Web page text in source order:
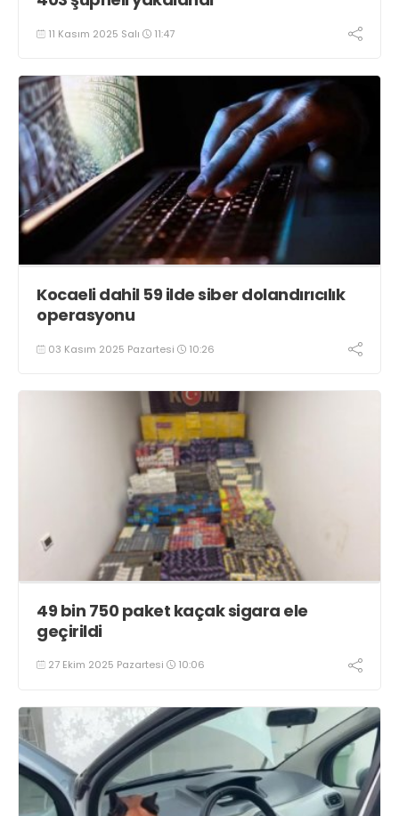
11 Kasım 2025 Salı 11:47
Kocaeli dahil 59 ilde siber dolandırıcılık
operasyonu
03 Kasım 2025 Pazartesi 10:26
49 bin 750 paket kaçak sigara ele
geçirildi
27 Ekim 2025 Pazartesi 10:06